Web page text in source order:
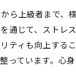
ら上級者まで、
通じて、ストレ
ティも向上する
ています。心身